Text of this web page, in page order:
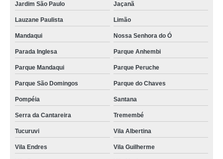
Jardim São Paulo Jaçanã
Lauzane Paulista Limão
Mandaqui Nossa Senhora do Ó
Parada Inglesa Parque Anhembi
Parque Mandaqui Parque Peruche
Parque São Domingos Parque do Chaves
Pompéia Santana
Serra da Cantareira Tremembé
Tucuruvi Vila Albertina
Vila Endres Vila Guilherme